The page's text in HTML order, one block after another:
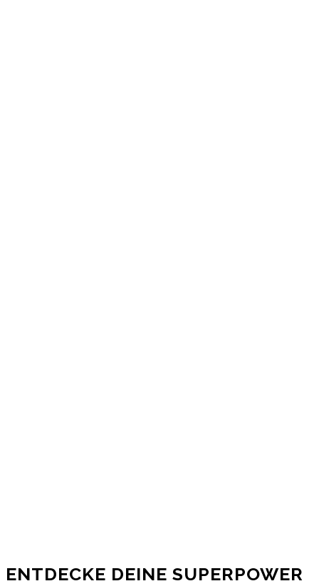
ENTDECKE DEINE SUPERPOWER